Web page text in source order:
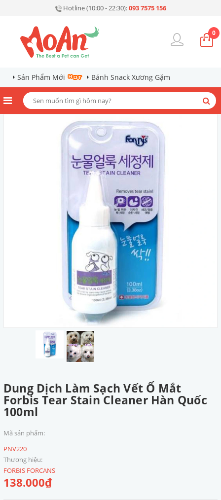
Hotline (10:00 - 22:30):093 7575 156
0
Sản Phẩm Mới Bánh Snack Xương Gặm
Dung Dịch Làm Sạch Vết Ố Mắt
Forbis Tear Stain Cleaner Hàn Quốc
100ml
Mã sản phẩm:
PNV220
Thương hiệu:
FORBIS FORCANS
138.000₫